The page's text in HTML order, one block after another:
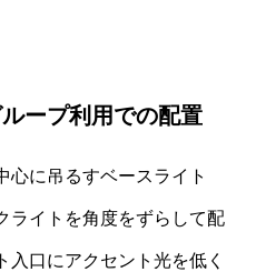
ープ利用での配置
心に吊るすベースライト
ライトを角度をずらして配
口にアクセント光を低く